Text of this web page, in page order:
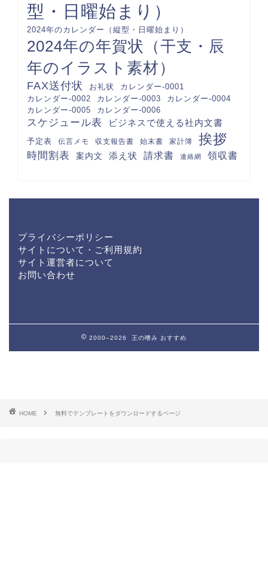
型・日曜始まり）
2024年のカレンダー（縦型・日曜始まり）
2024年の年賀状（干支・辰
年のイラスト素材）
FAX送付状 お礼状
カレンダー-0001
カレンダー-0002
カレンダー-0003
カレンダー-0004
カレンダー-0005
カレンダー-0006
スケジュール表 ビジネスで使える社内文書
予定表 伝言メモ 収支報告書 始末書 家計簿 挨拶
時間割表 案内文 添え状 請求書 連絡網 領収書
プライバシーポリシー
サイトについて・ご利用規約
サイト運営者について
お問い合わせ
2000–2026 王の嗜み おすすめ
HOME 無料でテンプレートをダウンロードするページ